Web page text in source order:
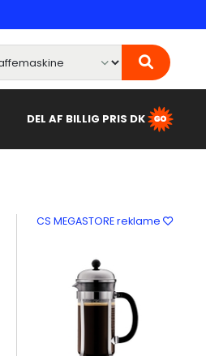
DEL AF BILLIG PRIS DK
CS MEGASTORE reklame